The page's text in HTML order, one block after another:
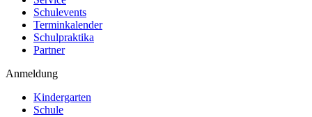
Schulevents
Terminkalender
Schulpraktika
Partner
Anmeldung
Kindergarten
Schule